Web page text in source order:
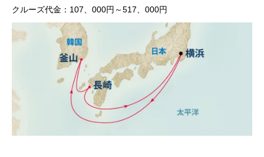
クルーズ代金：107、000円～517、000円